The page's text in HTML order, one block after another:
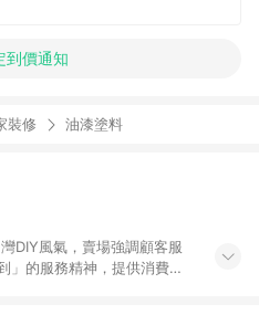
到價通知
裝修 油漆塗料
DIY風氣，賣場強調顧客服
」的服務精神，提供消費者